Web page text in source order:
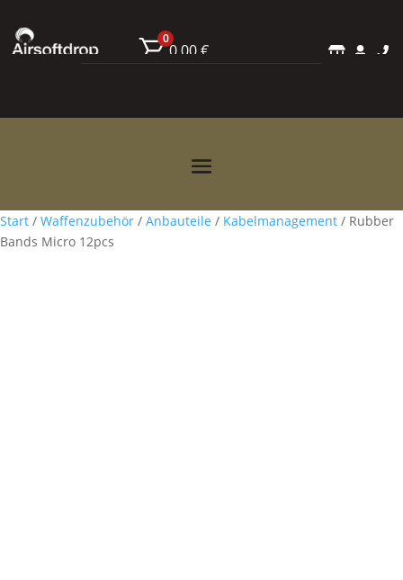
0
0,00€   
Start / Waffenzubehör / Anbauteile / Kabelmanagement / Rubber
Bands Micro 12pcs